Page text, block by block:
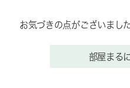
お気づきの点がございまし
部屋まる